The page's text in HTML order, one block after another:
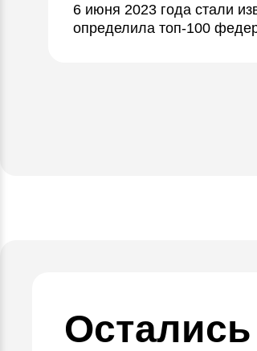
6 июня 2023 года стали
определила топ-100